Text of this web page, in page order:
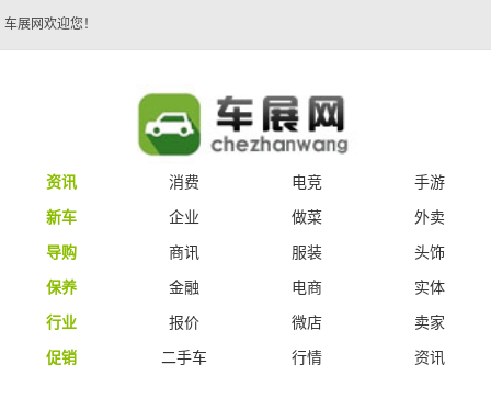
车展网欢迎您！
资讯 消费 电竞
手游
新车
企业 做菜
外卖
导购
商讯 服装
头饰
保养
金融 电商
实体
行业
报价 微店
卖家
促销
二手车 行情 资讯